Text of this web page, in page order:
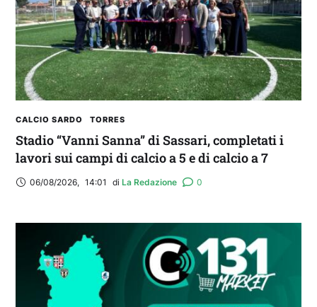
CALCIO SARDO TORRES
Stadio “Vanni Sanna” di Sassari, completati i
lavori sui campi di calcio a 5 e di calcio a 7
06/08/2026, 14:01 di La Redazione 0